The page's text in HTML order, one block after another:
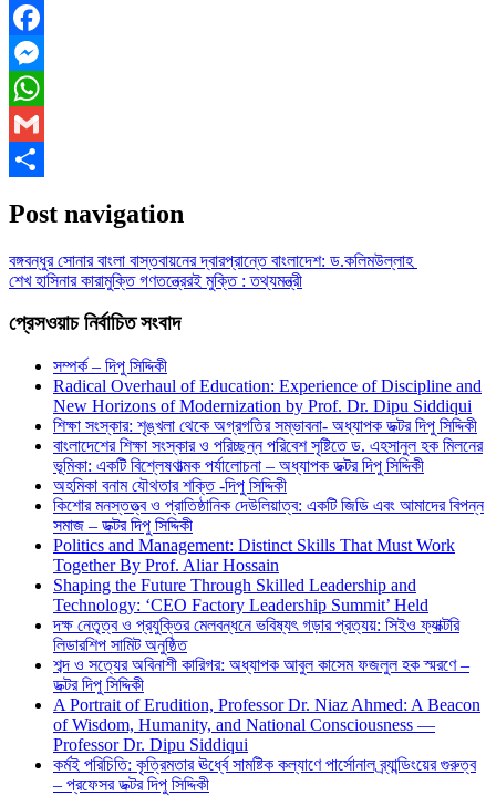
Facebook
Messenger
WhatsApp
Gmail
Post navigation
বঙ্গবন্ধুর সোনার বাংলা বাস্তবায়নের দ্বারপ্রান্তে বাংলাদেশ: ড.কলিমউল্লাহ
শেখ হাসিনার কারামুক্তি গণতন্ত্রেরই মুক্তি : তথ্যমন্ত্রী
প্রেসওয়াচ নির্বাচিত সংবাদ
সম্পর্ক – দিপু সিদ্দিকী
Radical Overhaul of Education: Experience of Discipline and
New Horizons of Modernization by Prof. Dr. Dipu Siddiqui
শিক্ষা সংস্কার: শৃঙ্খলা থেকে অগ্রগতির সম্ভাবনা- অধ্যাপক ডক্টর দিপু সিদ্দিকী
বাংলাদেশের শিক্ষা সংস্কার ও পরিচ্ছন্ন পরিবেশ সৃষ্টিতে ড. এহসানুল হক মিলনের
ভূমিকা: একটি বিশ্লেষণাত্মক পর্যালোচনা – অধ্যাপক ডক্টর দিপু সিদ্দিকী
অহমিকা বনাম যৌথতার শক্তি -দিপু সিদ্দিকী
কিশোর মনস্তত্ত্ব ও প্রাতিষ্ঠানিক দেউলিয়াত্ব: একটি জিডি এবং আমাদের বিপন্ন
সমাজ – ডক্টর দিপু সিদ্দিকী
Politics and Management: Distinct Skills That Must Work
Together By Prof. Aliar Hossain
Shaping the Future Through Skilled Leadership and
Technology: ‘CEO Factory Leadership Summit’ Held
দক্ষ নেতৃত্ব ও প্রযুক্তির মেলবন্ধনে ভবিষ্যৎ গড়ার প্রত্যয়: সিইও ফ্যাক্টরি
লিডারশিপ সামিট অনুষ্ঠিত
শব্দ ও সত্যের অবিনাশী কারিগর: অধ্যাপক আবুল কাসেম ফজলুল হক স্মরণে –
ডক্টর দিপু সিদ্দিকী
A Portrait of Erudition, Professor Dr. Niaz Ahmed: A Beacon
of Wisdom, Humanity, and National Consciousness —
Professor Dr. Dipu Siddiqui
কর্মই পরিচিতি: কৃত্রিমতার ঊর্ধ্বে সামষ্টিক কল্যাণে পার্সোনাল ব্র্যান্ডিংয়ের গুরুত্ব
– প্রফেসর ডক্টর দিপু সিদ্দিকী